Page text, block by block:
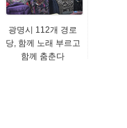
광명시 112개 경로
당, 함께 노래 부르고
함께 춤춘다